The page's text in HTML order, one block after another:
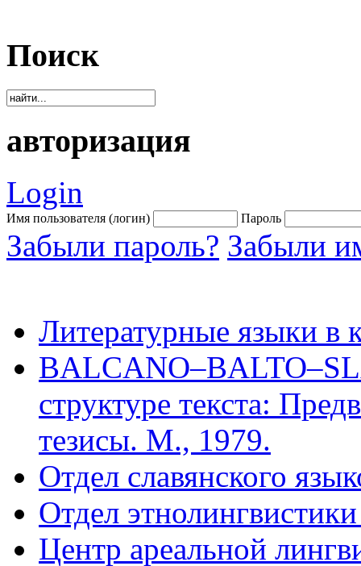
Поиск
авторизация
Login
Имя пользователя (логин) Пароль
Забыли пароль? Забыли
Литературные языки в
структуре текста:
тезисы. М., 1979.
Отдел славянского
Отдел
Центр ареальной